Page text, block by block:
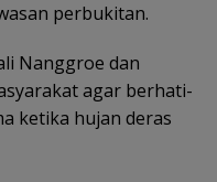
perbukitan.
Nanggroe dan
agar berhati-
ketika hujan deras